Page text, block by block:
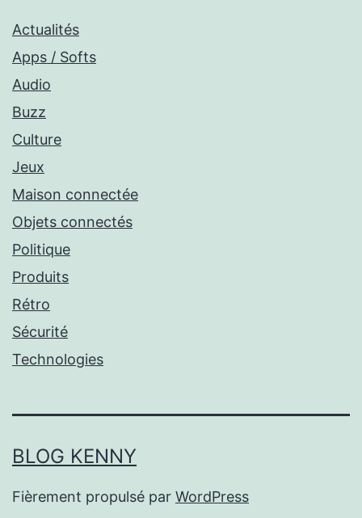
Actualités
Apps / Softs
Audio
Buzz
Culture
Jeux
Maison connectée
Objets connectés
Politique
Produits
Rétro
Sécurité
Technologies
BLOG KENNY
Fièrement propulsé par WordPress